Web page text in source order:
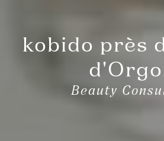
kobido près
Beauty